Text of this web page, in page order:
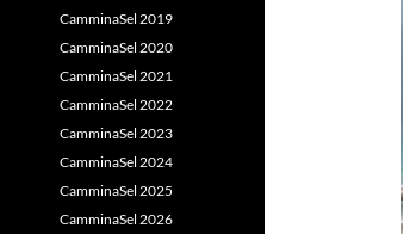
CamminaSel 2019
CamminaSel 2020
CamminaSel 2021
CamminaSel 2022
CamminaSel 2023
CamminaSel 2024
CamminaSel 2025
CamminaSel 2026